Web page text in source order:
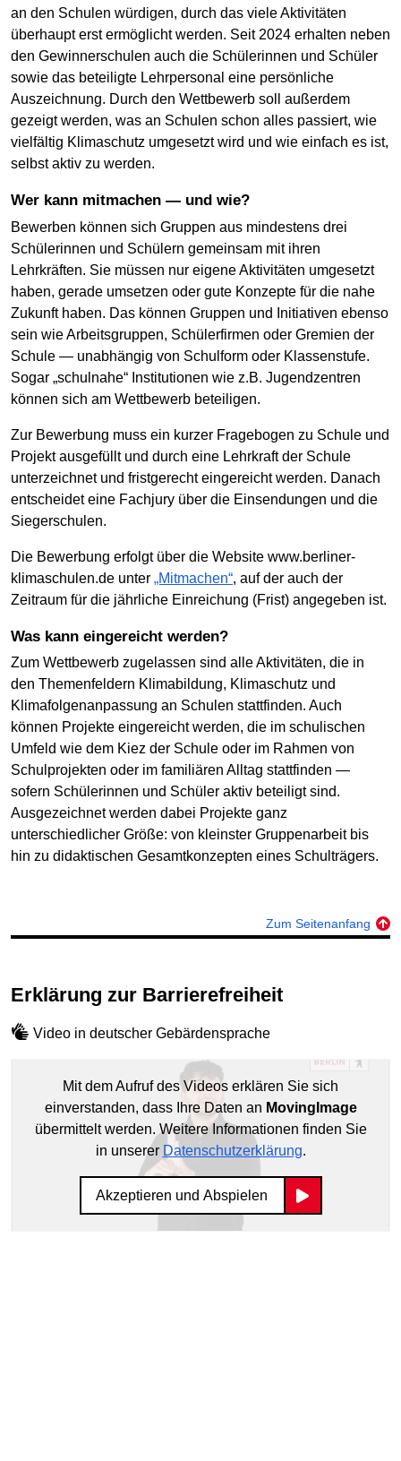
an den Schulen würdigen, durch das viele Aktivitäten
überhaupt erst ermöglicht werden. Seit 2024 erhalten neben
den Gewinnerschulen auch die Schülerinnen und Schüler
sowie das beteiligte Lehrpersonal eine persönliche
Auszeichnung. Durch den Wettbewerb soll außerdem
gezeigt werden, was an Schulen schon alles passiert, wie
vielfältig Klimaschutz umgesetzt wird und wie einfach es ist,
selbst aktiv zu werden.
Wer kann mitmachen — und wie?
Bewerben können sich Gruppen aus mindestens drei
Schülerinnen und Schülern gemeinsam mit ihren
Lehrkräften. Sie müssen nur eigene Aktivitäten umgesetzt
haben, gerade umsetzen oder gute Konzepte für die nahe
Zukunft haben. Das können Gruppen und Initiativen ebenso
sein wie Arbeitsgruppen, Schülerfirmen oder Gremien der
Schule — unabhängig von Schulform oder Klassenstufe.
Sogar „schulnahe“ Institutionen wie z.B. Jugendzentren
können sich am Wettbewerb beteiligen.
Zur Bewerbung muss ein kurzer Fragebogen zu Schule und
Projekt ausgefüllt und durch eine Lehrkraft der Schule
unterzeichnet und fristgerecht eingereicht werden. Danach
entscheidet eine Fachjury über die Einsendungen und die
Siegerschulen.
Die Bewerbung erfolgt über die Website www.berliner-
klimaschulen.de unter „Mitmachen“, auf der auch der
Zeitraum für die jährliche Einreichung (Frist) angegeben ist.
Was kann eingereicht werden?
Zum Wettbewerb zugelassen sind alle Aktivitäten, die in
den Themenfeldern Klimabildung, Klimaschutz und
Klimafolgenanpassung an Schulen stattfinden. Auch
können Projekte eingereicht werden, die im schulischen
Umfeld wie dem Kiez der Schule oder im Rahmen von
Schulprojekten oder im familiären Alltag stattfinden —
sofern Schülerinnen und Schüler aktiv beteiligt sind.
Ausgezeichnet werden dabei Projekte ganz
unterschiedlicher Größe: von kleinster Gruppenarbeit bis
hin zu didaktischen Gesamtkonzepten eines Schulträgers.
Zum Seitenanfang
Erklärung zur Barrierefreiheit
Video in deutscher Gebärdensprache
Mit dem Aufruf des Videos erklären Sie sich
einverstanden, dass Ihre Daten an MovingImage
übermittelt werden. Weitere Informationen finden Sie
in unserer Datenschutzerklärung.
Akzeptieren und Abspielen